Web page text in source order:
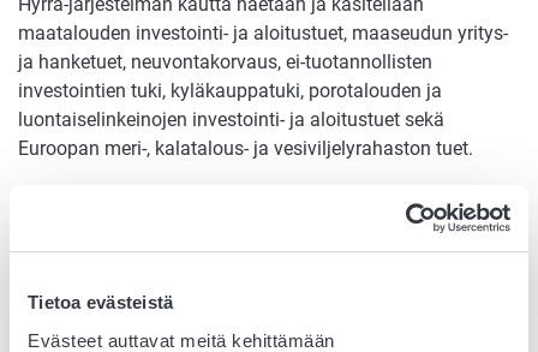
Tietoa evästeistä
Evästeet auttavat meitä kehittämään
maatalouden investointi- ja aloitustuet, maaseudun yritys-
ja hanketuet, neuvontakorvaus, ei-tuotannollisten
investointien tuki, kyläkauppatuki, porotalouden ja
luontaiselinkeinojen investointi- ja aloitustuet sekä
Euroopan meri-, kalatalous- ja vesiviljelyrahaston tuet.
8.1.2026, jonka aikana Ruokavirasto ei maksa tukia.
työnsä 1.1.2026